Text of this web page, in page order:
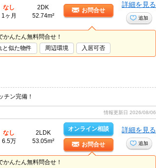
なし
1ヶ月
2DK
52.74m²
お問合せ
詳細を見る
追加
んたん無料問合せ！
と似た物件 周辺環境 入居可否
チン完備！
情報更新日 2026/08/06
なし
6.5万
2LDK
53.05m²
オンライン相談
お問合せ
詳細を見る
追加
んたん無料問合せ！